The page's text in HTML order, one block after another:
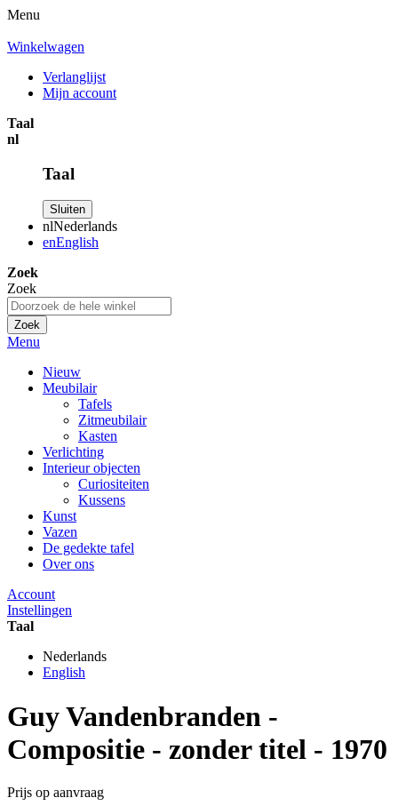
Menu
Winkelwagen
Verlanglijst
Mijn account
Taal
nl
Taal
Sluiten
nlNederlands
enEnglish
Zoek
Zoek
Zoek
Menu
Nieuw
Meubilair
Tafels
Zitmeubilair
Kasten
Verlichting
Interieur objecten
Curiositeiten
Kussens
Kunst
Vazen
De gedekte tafel
Over ons
Account
Instellingen
Taal
Nederlands
English
Guy Vandenbranden -
Compositie - zonder titel - 1970
Prijs op aanvraag